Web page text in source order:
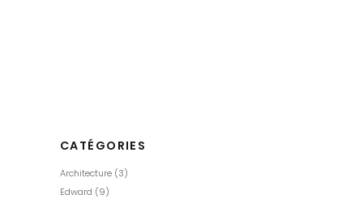
CATÉGORIES
Architecture (3)
Edward (9)